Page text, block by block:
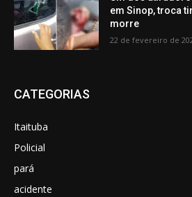
em Sinop, troca
morre
22 de fevereiro de
CATEGORIAS
Itaituba
Policial
pará
acidente